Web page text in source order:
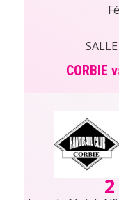
CORBIE